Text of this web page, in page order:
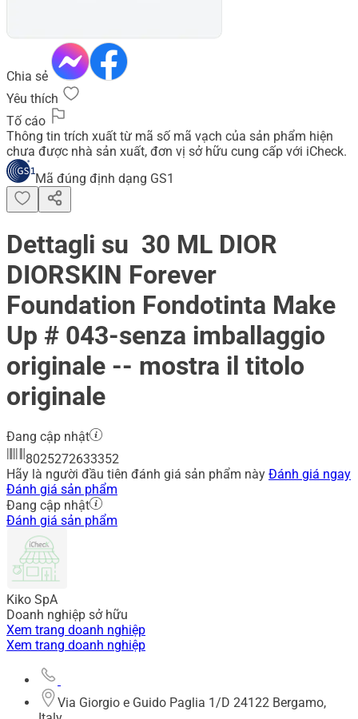
Chia sẻ
Yêu thích
Tố cáo
Thông tin trích xuất từ mã số mã vạch của sản phẩm hiện
chưa được nhà sản xuất, đơn vị sở hữu cung cấp với iCheck.
Mã đúng định dạng GS1
Dettagli su 30 ML DIOR
DIORSKIN Forever
Foundation Fondotinta Make
Up # 043-senza imballaggio
originale -- mostra il titolo
originale
Đang cập nhật
8025272633352
Hãy là người đầu tiên đánh giá sản phẩm này Đánh giá ngay
Đánh giá sản phẩm
Đang cập nhật
Đánh giá sản phẩm
Kiko SpA
Doanh nghiệp sở hữu
Xem trang doanh nghiệp
Xem trang doanh nghiệp
Via Giorgio e Guido Paglia 1/D 24122 Bergamo,